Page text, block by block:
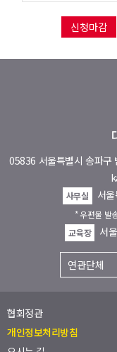
05836 서울특별시 송파
사무실 서
* 우편물 발
교육장
서
협회정관
개인정보처리방침